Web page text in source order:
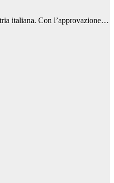
italiana. Con l’approvazione…